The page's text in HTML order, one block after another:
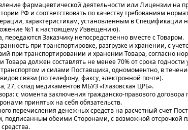
фармацевтической деятельности или Лицензии на
РФ и соответствовать по качеству требованиям
характеристикам, установленным в Спецификации
№1 к настоящему Извещению).
Заказчику непосредственно вместе с Товаром.
при транспортировке, разгрузке и хранении, с
при транспортировании и хранении Товара, согласно
должен составлять не менее 70% от срока
транспортом и силами Поставщика, одномоментно, в
связи (по телефону, факсу, электронной почте).
27, склад медикаментов МБУЗ «Глазовская ЦРБ».
с момента заключения гражданско-правового договора
принятых на себя обязательств.
перечисления денежных средств на расчетный счет
обеими Сторонами, с возможной отсрочкой